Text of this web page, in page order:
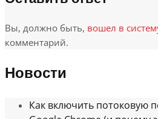
Вы, должно быть, вошел в
комментарий.
Новости
Как включить потоковую